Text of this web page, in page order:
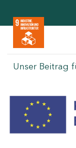
Unser Beitrag